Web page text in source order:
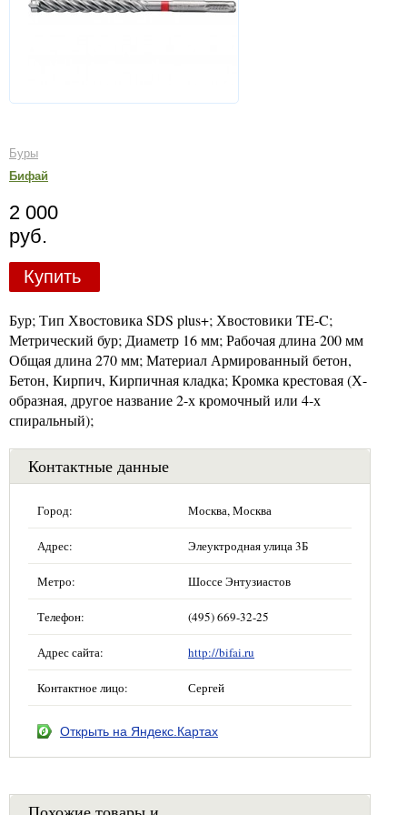
Буры
Бифай
2 000
руб.
Купить
Бур; Тип Хвостовика SDS plus+; Хвостовики TE-C;
Метрический бур; Диаметр 16 мм; Рабочая длина 200 мм
Общая длина 270 мм; Материал Армированный бетон,
Бетон, Кирпич, Кирпичная кладка; Кромка крестовая (Х-
образная, другое название 2-х кромочный или 4-х
спиральный);
Контактные данные
Город: Москва, Москва
Адрес: Элеуктродная улица 3Б
Метро: Шоссе Энтузиастов
Телефон: (495) 669-32-25
Адрес сайта: http://bifai.ru
Контактное лицо: Сергей
Открыть на Яндекс.Картах